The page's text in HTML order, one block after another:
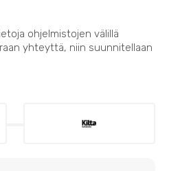
ohjelmistojen välillä
yhteyttä, niin suunnitellaan